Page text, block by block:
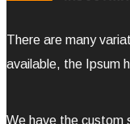
There are many
available, the Ipsum
We have the custom